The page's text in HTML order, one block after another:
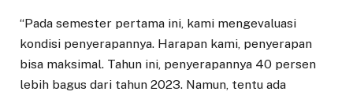
“Pada semester pertama ini, kami mengevaluasi
kondisi penyerapannya. Harapan kami, penyerapan
bisa maksimal. Tahun ini, penyerapannya 40 persen
lebih bagus dari tahun 2023. Namun, tentu ada